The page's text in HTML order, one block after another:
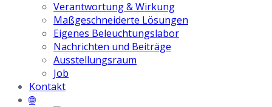
Verantwortung & Wirkung
Maßgeschneiderte Lösungen
Eigenes Beleuchtungslabor
Nachrichten und Beiträge
Ausstellungsraum
Job
Kontakt
🌐